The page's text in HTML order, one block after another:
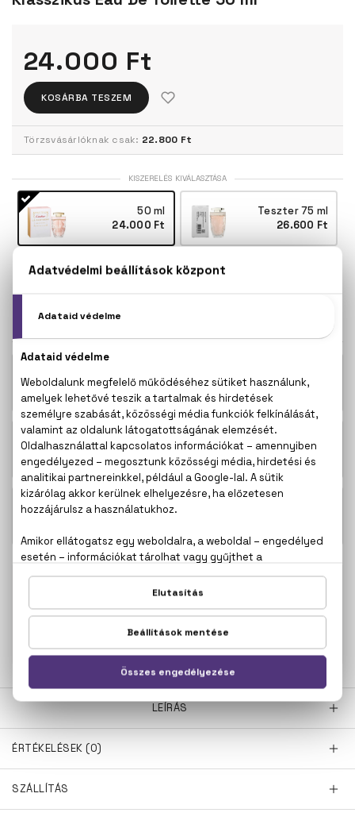
24.000 Ft
KOSÁRBA TESZEM
Törzsvásárlóknak csak: 22.800 Ft
KISZERELÉS KIVÁLASZTÁSA
50 ml
24.000 Ft
Teszter 75 ml
26.600 Ft
75 ml
KAPCSOLÓDÓ TERMÉKEK
La Panthére Klasszikus Eau De Parfum
23.100 Ft -
La Panthére Parfum
30.100 Ft -
La Panthére Eau De Parfum
100% eredeti termékek,
14 napos visszaküldési
LEÍRÁS
ÉRTÉKELÉSEK (0)
SZÁLLÍTÁS